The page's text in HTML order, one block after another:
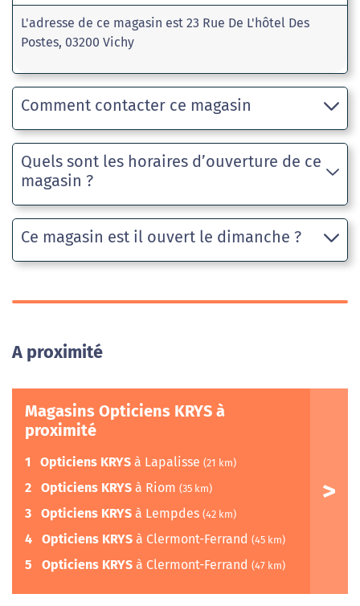
L'adresse de ce magasin est 23 Rue De L'hôtel Des
Postes, 03200 Vichy
Comment contacter ce magasin
Quels sont les horaires d’ouverture de ce
magasin ?
Ce magasin est il ouvert le dimanche ?
A proximité
Magasins Opticiens KRYS à
proximité
1 Opticiens KRYS à Lapalisse (21 km)
2 Opticiens KRYS à Riom (35 km)
3 Opticiens KRYS à Lempdes (42 km)
4 Opticiens KRYS à Clermont-Ferrand (45 km)
5 Opticiens KRYS à Clermont-Ferrand (47 km)